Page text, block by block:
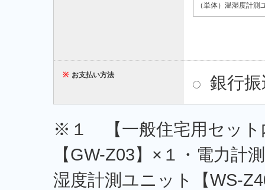
（単体）温湿度計
※ お支払い方法 銀行
※１ 【一般住宅用セット
【GW-Z03】×１・電力計
湿度計測ユニット【WS-